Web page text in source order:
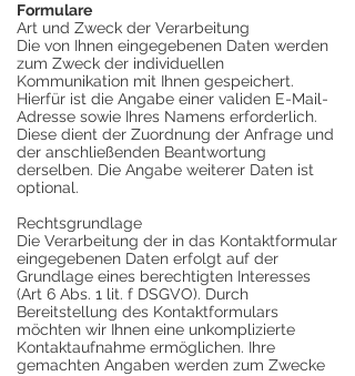
Formulare
Art und Zweck der Verarbeitung
Die von Ihnen eingegebenen Daten werden
zum Zweck der individuellen
Kommunikation mit Ihnen gespeichert.
Hierfür ist die Angabe einer validen E-Mail-
Adresse sowie Ihres Namens erforderlich.
Diese dient der Zuordnung der Anfrage und
der anschließenden Beantwortung
derselben. Die Angabe weiterer Daten ist
optional.
Rechtsgrundlage
Die Verarbeitung der in das Kontaktformular
eingegebenen Daten erfolgt auf der
Grundlage eines berechtigten Interesses
(Art 6 Abs. 1 lit. f DSGVO). Durch
Bereitstellung des Kontaktformulars
möchten wir Ihnen eine unkomplizierte
Kontaktaufnahme ermöglichen. Ihre
gemachten Angaben werden zum Zwecke